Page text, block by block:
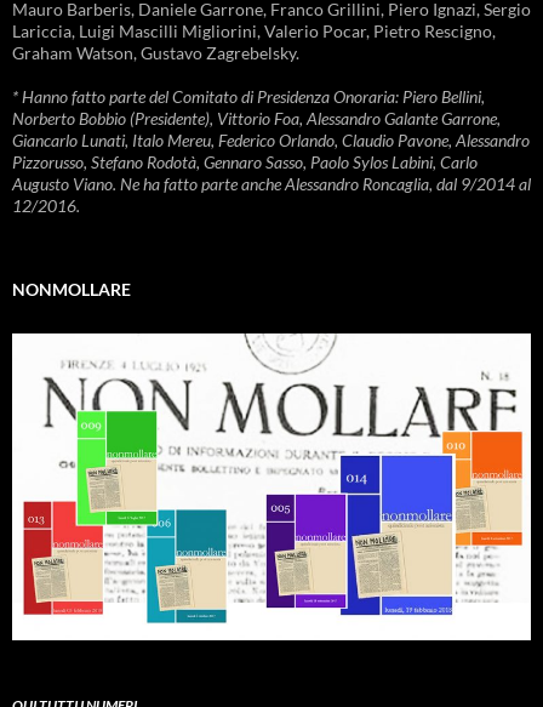
Mauro Barberis, Daniele Garrone, Franco Grillini, Piero Ignazi, Sergio
Lariccia, Luigi Mascilli Migliorini, Valerio Pocar, Pietro Rescigno,
Graham Watson, Gustavo Zagrebelsky.
* Hanno fatto parte del Comitato di Presidenza Onoraria: Piero Bellini,
Norberto Bobbio (Presidente), Vittorio Foa, Alessandro Galante Garrone,
Giancarlo Lunati, Italo Mereu, Federico Orlando, Claudio Pavone, Alessandro
Pizzorusso, Stefano Rodotà, Gennaro Sasso, Paolo Sylos Labini, Carlo
Augusto Viano. Ne ha fatto parte anche Alessandro Roncaglia, dal 9/2014 al
12/2016.
NONMOLLARE